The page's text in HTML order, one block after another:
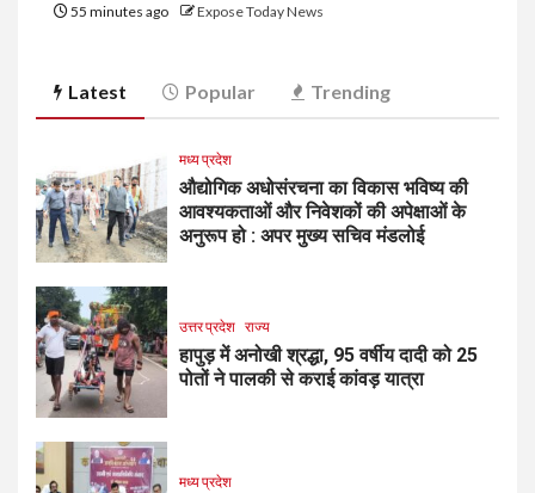
55 minutes ago Expose Today News
Latest Popular Trending
मध्य प्रदेश
औद्योगिक अधोसंरचना का विकास भविष्य की
आवश्यकताओं और निवेशकों की अपेक्षाओं के
अनुरूप हो : अपर मुख्य सचिव मंडलोई
उत्तर प्रदेश राज्य
हापुड़ में अनोखी श्रद्धा, 95 वर्षीय दादी को 25
पोतों ने पालकी से कराई कांवड़ यात्रा
मध्य प्रदेश